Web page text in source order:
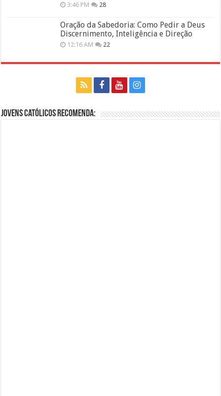
3:46 PM 28
Oração da Sabedoria: Como Pedir a Deus
Discernimento, Inteligência e Direção
12:16 AM 22
Jovens Católicos Recomenda: